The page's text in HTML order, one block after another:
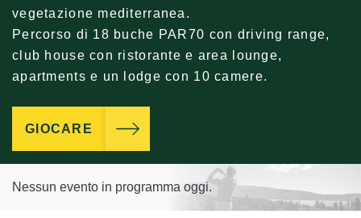
vegetazione mediterranea.
Percorso di 18 buche PAR70 con driving range,
club house con ristorante e area lounge,
apartments e un lodge con 10 camere.
GIOCARE
Nessun evento in programma oggi.